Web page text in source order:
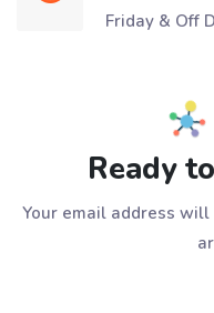
Friday & Off
Ready
Your email address